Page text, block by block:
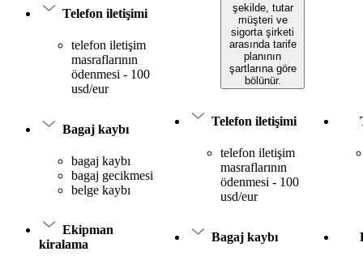
Telefon iletişimi
telefon iletişim
masraflarının
ödenmesi - 100
usd/eur
Bagaj kaybı
bagaj kaybı
bagaj gecikmesi
belge kaybı
Ekipman
kiralama
şekilde, tutar
müşteri ve
sigorta şirketi
arasında tarife
planının
şartlarına göre
bölünür.
Telefon iletişimi
telefon iletişim
masraflarının
ödenmesi - 100
usd/eur
Bagaj kaybı